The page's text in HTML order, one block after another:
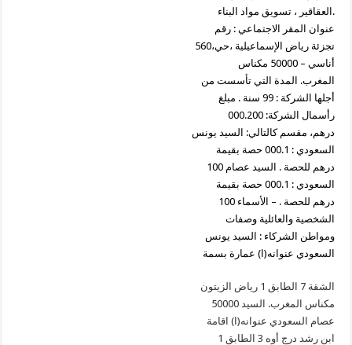
العقاقير ، تسويق مواد البناء.
عنوان المقر الاجتماعي : رقم
560،تجزئة رياض الإسماعيلية ،حي
أناسي – 50000 مكناس
المغرب. المدة التي تأسست من
أجلها الشركة : 99 سنة . مبلغ
رأسمال الشركة: 000.200
درهم، مقسم كالتالي: السيد يونس
السعودي : 000.1 حصة بقيمة
100 درهم للحصة . السيد عصام
السعودي : 000.1 حصة بقيمة
100 درهم للحصة . – الأسماء
الشخصية والعائلية وصفات
ومواطن الشركاء : السيد يونس
السعودي عنوانه(ا) عمارة بسمة
الشقة 7 الطابق 1 رياض الزيتون
50000 مكناس المغرب. السيد
عصام السعودي عنوانه(ا) اقامة
ابن رشد درج أوه 3 الطابق 1